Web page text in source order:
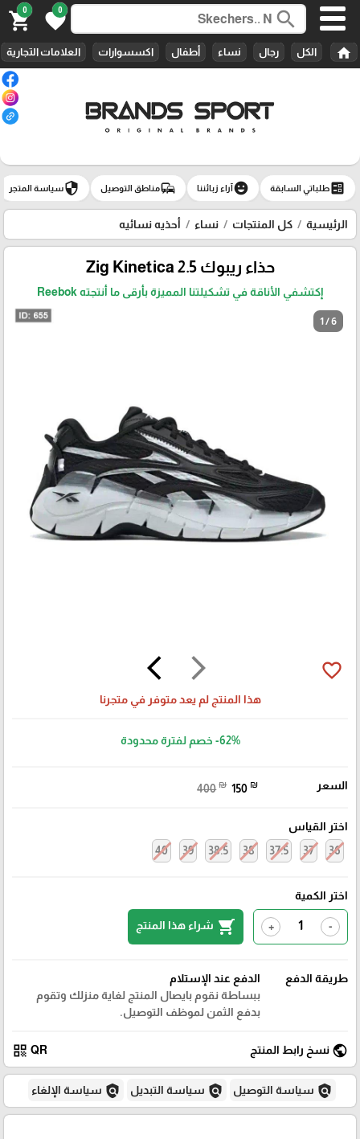
search
0
favorite
0
shopping_cart
home الكل رجال نساء أطفال اكسسوارات العلامات التجارية
ballotطلباتي السابقة emoji_emotionsآراء زبائننا commuteمناطق التوصيل securityسياسة المتجر
الرئيسية كل المنتجات نساء أحذيه نسائيه
حذاء ريبوك Zig Kinetica 2.5
إكتشفي الأناقة في تشكيلتنا المميزة بأرقى ما أنتجته Reebok
1 / 6
arrow_forward_ios
arrow_back_ios favorite_border
هذا المنتج لم يعد متوفر في متجرنا
-62% خصم لفترة محدودة
السعر 400 ₪ 150 ₪
اختر القياس
36
37
37.5
38
38.5
39
40
اختر الكمية
-
+
shopping_cart شراء هذا المنتج
طريقة الدفع
الدفع عند الإستلام
ببساطة نقوم بايصال المنتج لغاية منزلك وتقوم
بدفع الثمن لموظف التوصيل.
public نسخ رابط المنتج QR
qr_code
policy سياسة التوصيل policy سياسة التبديل policy سياسة الإلغاء